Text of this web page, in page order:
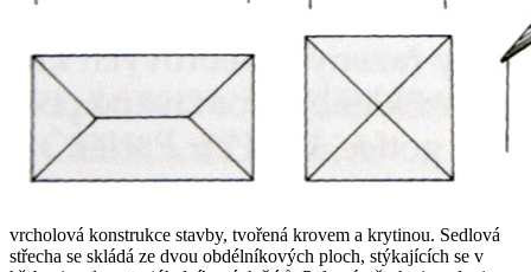
vrcholová konstrukce stavby, tvořená krovem a krytinou. Sedlová
střecha se skládá ze dvou obdélníkových ploch, stýkajících se v